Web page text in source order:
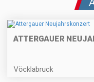
ATTERGAUER
Vöcklabruck